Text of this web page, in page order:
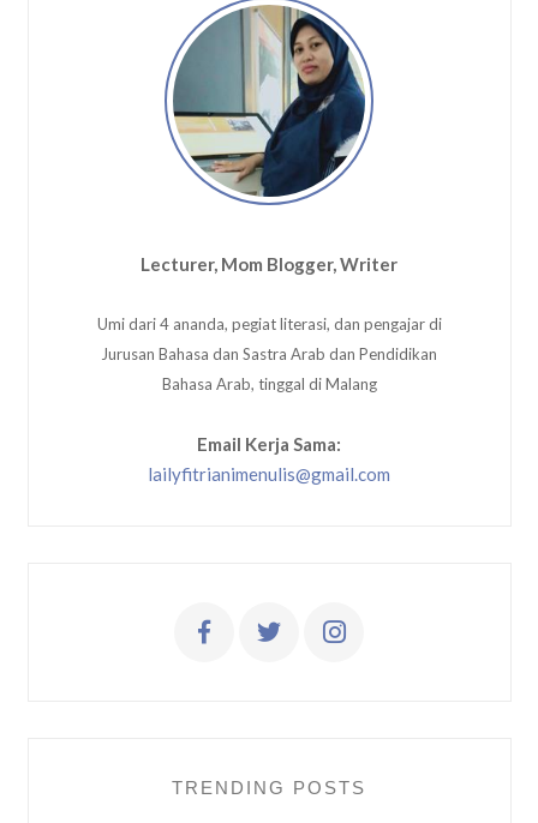
Lecturer, Mom Blogger, Writer
Umi dari 4 ananda, pegiat literasi, dan pengajar di
Jurusan Bahasa dan Sastra Arab dan Pendidikan
Bahasa Arab, tinggal di Malang
Email Kerja Sama:
lailyfitrianimenulis@gmail.com
TRENDING POSTS